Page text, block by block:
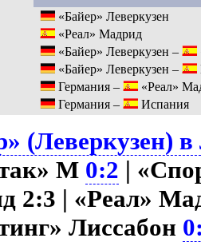
«Байер» Леверкузен
«Реал» Мадрид
«Байер» Леверкузен –
«Байер» Леверкузен –
Германия –
«Реал»
Германия –
Испания
(Леверкузен)
М 0:2 |
2:3 | «Реал»
Лиссабон